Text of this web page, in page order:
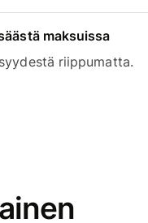
maksuissa
riippumatta.